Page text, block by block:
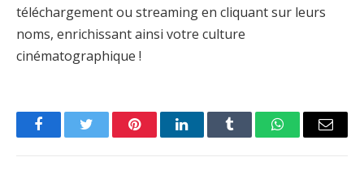
téléchargement ou streaming en cliquant sur leurs
noms, enrichissant ainsi votre culture
cinématographique !
FacebookTwitter PinterestLinkedInTumblr WhatsAppEmail